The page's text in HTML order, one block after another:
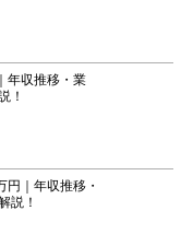
年収推移・業
！
円｜年収推移・
説！